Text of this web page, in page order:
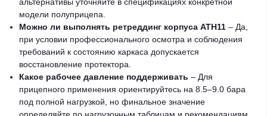
модели полуприцепа.
Можно ли выполнять ретреддинг корпуса ATH11 – Да,
при условии профессионального осмотра и соблюдения
требований к состоянию каркаса допускается
восстановление протектора.
Какое рабочее давление поддерживать – Для
прицепного применения ориентируйтесь на 8.5–9.0 бара
под полной нагрузкой, но финальное значение